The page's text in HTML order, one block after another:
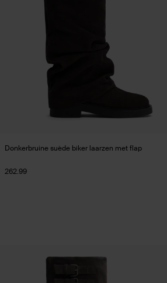
Donkerbruine suède biker laarzen met flap
262.99